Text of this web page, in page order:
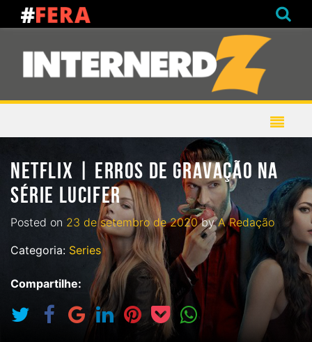
NETFLIX | ERROS DE GRAVAÇÃO NA
SÉRIE LUCIFER
Posted on 23 de setembro de 2020byA Redação
Categoria: Series
Compartilhe: